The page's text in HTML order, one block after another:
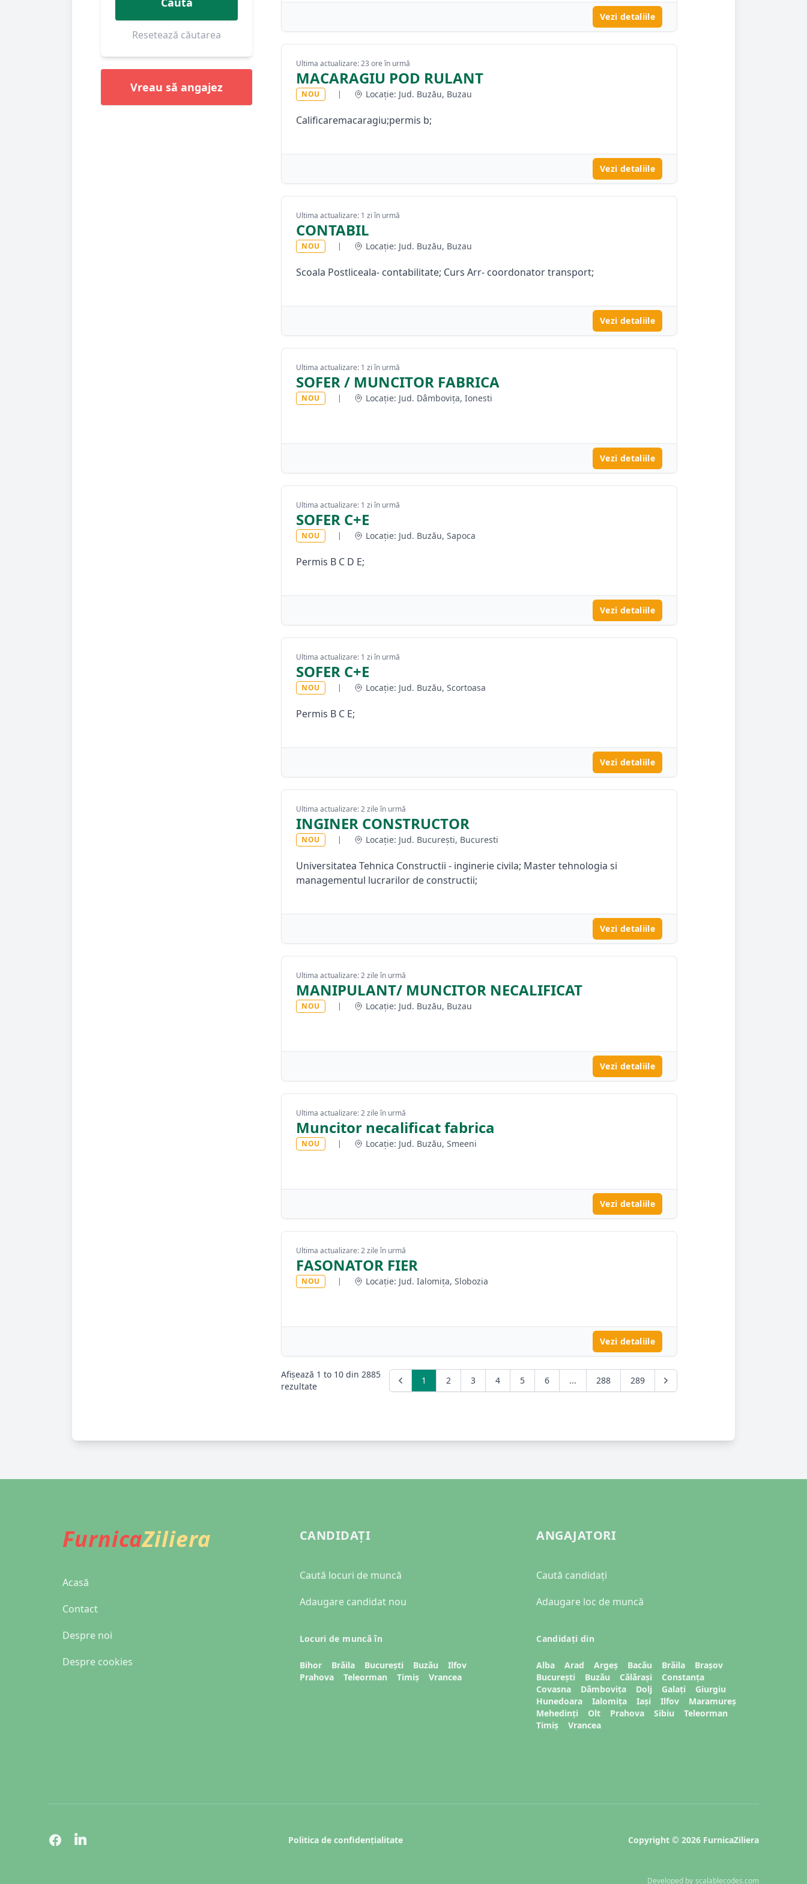
Resetează căutarea
Vreau să angajez
Vezi detaliile
Ultima actualizare: 23 ore în urmă
MACARAGIU POD RULANT
NOU | Locație: Jud. Buzău, Buzau
Calificaremacaragiu;permis b;
Vezi detaliile
Ultima actualizare: 1 zi în urmă
CONTABIL
NOU | Locație: Jud. Buzău, Buzau
Scoala Postliceala- contabilitate; Curs Arr- coordonator transport;
Vezi detaliile
Ultima actualizare: 1 zi în urmă
SOFER / MUNCITOR FABRICA
NOU | Locație: Jud. Dâmbovița, Ionesti
Vezi detaliile
Ultima actualizare: 1 zi în urmă
SOFER C+E
NOU | Locație: Jud. Buzău, Sapoca
Permis B C D E;
Vezi detaliile
Ultima actualizare: 1 zi în urmă
SOFER C+E
NOU | Locație: Jud. Buzău, Scortoasa
Permis B C E;
Vezi detaliile
Ultima actualizare: 2 zile în urmă
INGINER CONSTRUCTOR
NOU | Locație: Jud. București, Bucuresti
Universitatea Tehnica Constructii - inginerie civila; Master tehnologia si
managementul lucrarilor de constructii;
Vezi detaliile
Ultima actualizare: 2 zile în urmă
MANIPULANT/ MUNCITOR NECALIFICAT
NOU | Locație: Jud. Buzău, Buzau
Vezi detaliile
Ultima actualizare: 2 zile în urmă
Muncitor necalificat fabrica
NOU | Locație: Jud. Buzău, Smeeni
Vezi detaliile
Ultima actualizare: 2 zile în urmă
FASONATOR FIER
NOU | Locație: Jud. Ialomița, Slobozia
Vezi detaliile
Afișează 1 to 10 din 2885
rezultate
1 2 3 4 5 6 ... 288 289
FurnicaZiliera
Acasă
Contact
Despre noi
Despre cookies
CANDIDAȚI
Caută locuri de muncă
Adaugare candidat nou
Locuri de muncă în
Bihor Brăila București Buzău
Ilfov
Prahova
Teleorman Timiș Vrancea
ANGAJATORI
Caută candidați
Adaugare loc de muncă
Candidați din
Alba Arad Argeș Bacău Brăila
Brașov
București
Buzău Călărași
Constanța
Covasna
Dâmbovița Dolj Galați
Giurgiu
Hunedoara
Ialomița Iași Ilfov
Maramureș
Mehedinți
Olt Prahova Sibiu
Teleorman
Timiș
Vrancea
Pagina de Facebook
Pagina de LinkedIn Politica de confidențialitate Copyright © 2026 FurnicaZiliera
Developed by scalablecodes.com